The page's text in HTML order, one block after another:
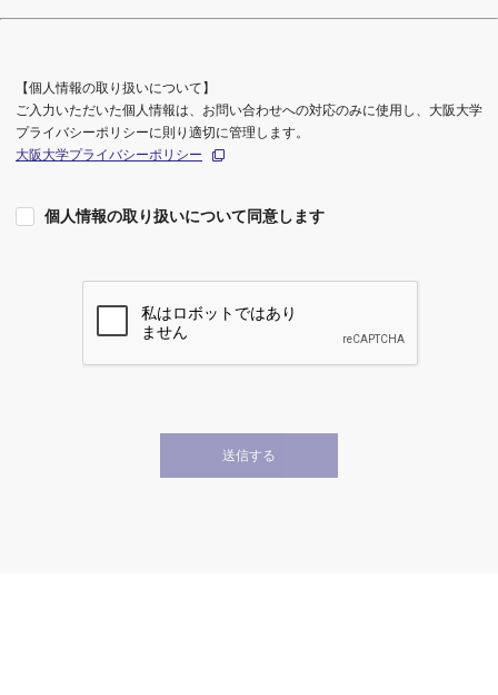
【個人情報の取り扱いについて】
ご入力いただいた個人情報は、お問い合わせへの対応のみに使用し、大阪大学
プライバシーポリシーに則り適切に管理します。
大阪大学プライバシーポリシー
個人情報の取り扱いについて同意します
送信する